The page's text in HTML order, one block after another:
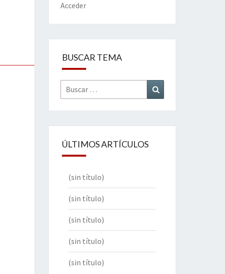
Acceder
BUSCAR TEMA
Buscar
por:
ÚLTIMOS ARTÍCULOS
(sin título)
(sin título)
(sin título)
(sin título)
(sin título)